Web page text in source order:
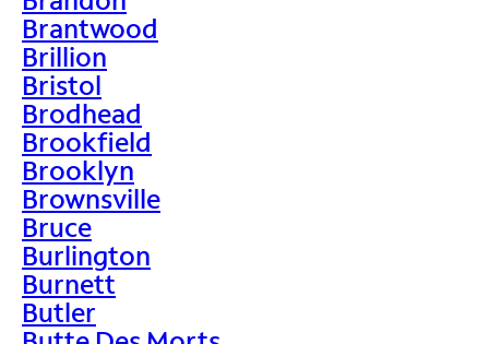
Brantwood
Brillion
Bristol
Brodhead
Brookfield
Brooklyn
Brownsville
Bruce
Burlington
Burnett
Butler